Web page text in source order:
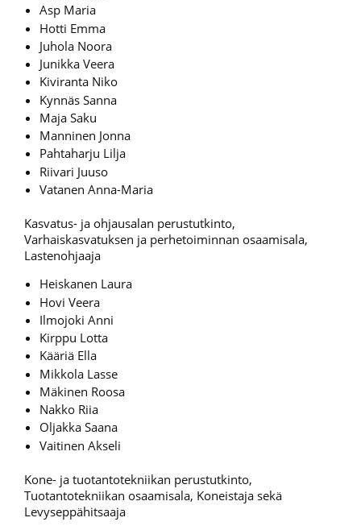
Asp Maria
Hotti Emma
Juhola Noora
Junikka Veera
Kiviranta Niko
Kynnäs Sanna
Maja Saku
Manninen Jonna
Pahtaharju Lilja
Riivari Juuso
Vatanen Anna-Maria
Kasvatus- ja ohjausalan perustutkinto,
Varhaiskasvatuksen ja perhetoiminnan osaamisala,
Lastenohjaaja
Heiskanen Laura
Hovi Veera
Ilmojoki Anni
Kirppu Lotta
Kääriä Ella
Mikkola Lasse
Mäkinen Roosa
Nakko Riia
Oljakka Saana
Vaitinen Akseli
Kone- ja tuotantotekniikan perustutkinto,
Tuotantotekniikan osaamisala, Koneistaja sekä
Levyseppähitsaaja